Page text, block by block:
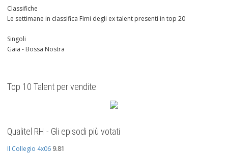
Classifiche
Le settimane in classifica Fimi degli ex talent presenti in top 20
Singoli
Gaia - Bossa Nostra
Top 10 Talent per vendite
Qualitel RH - Gli episodi più votati
Il Collegio 4x06 9.81